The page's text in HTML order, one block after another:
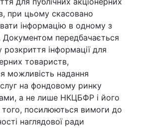
при цьому скасовано
інформацію в одному з
Документом передбачається
інформації для
товариств,
можливість надання
на фондовому ринку
а не лише НКЦБФР і його
посилюються вимоги до
наглядової ради